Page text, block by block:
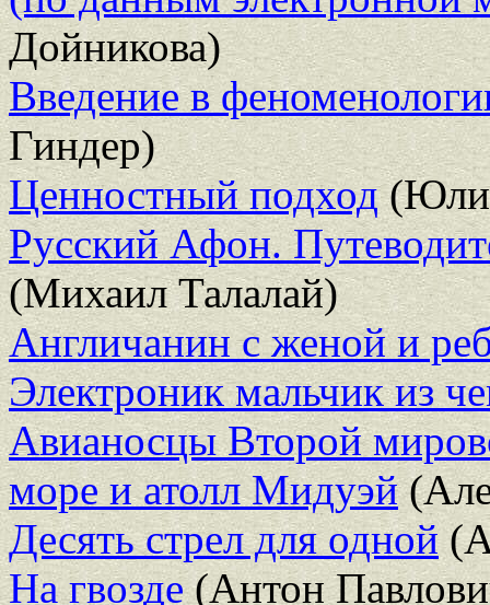
Дойникова)
Введение в
Гиндер)
Ценностный подход
Русский Афон.
(Михаил Талалай)
Англичанин с женой и
Электроник мальчик из
Авианосцы Второй
море и атолл Мидуэй
Десять стрел для одной
На гвозде(Антон